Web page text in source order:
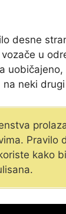
desne
u
neki
Pravilo
kako